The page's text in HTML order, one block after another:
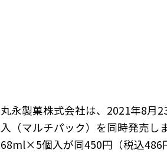
丸永製菓株式会社は、2021年8月
入（マルチパック）を同時発売し
68ml×5個入が同450円（税込486